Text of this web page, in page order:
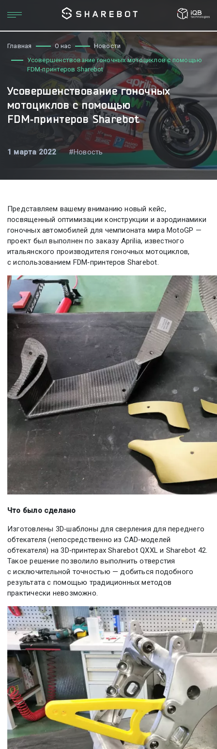
Главная О нас
Новости
Усовершенствование гоночных мотоциклов с помощью
FDM‑принтеров Sharebot
Усовершенствование гоночных
мотоциклов с помощью
FDM‑принтеров Sharebot
1 марта 2022 #Новость
Представляем вашему вниманию новый кейс,
посвященный оптимизации конструкции и аэродинамики
гоночных автомобилей для чемпионата мира MotoGP —
проект был выполнен по заказу Aprilia, известного
итальянского производителя гоночных мотоциклов,
с использованием FDM‑принтеров Sharebot.
Что было сделано
Изготовлены 3D‑шаблоны для сверления для переднего
обтекателя (непосредственно из CAD‑моделей
обтекателя) на 3D‑принтерах Sharebot QXXL и Sharebot 42.
Такое решение позволило выполнить отверстия
с исключительной точностью — добиться подобного
результата с помощью традиционных методов
практически невозможно.